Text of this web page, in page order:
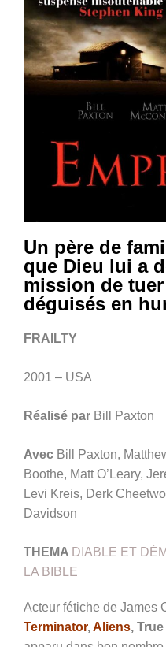
Un père de
que Dieu lui a
mission de
déguisés en
FRAILTY
2001 – USA
Réalisé par Bill Paxton
Avec Bill Paxton,
Boothe, Matt O’Leary,
Levi Kreis, Derk
Davidson
THEMA DIABLE ET
LA BIBLE
Acteur fétiche de James
Terminator,Aliens,